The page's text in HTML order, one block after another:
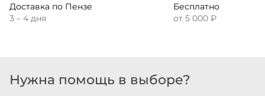
Доставка по Пензе
3 – 4 дня
Бесплатно
от 5 000 ₽
Нужна помощь в выборе?